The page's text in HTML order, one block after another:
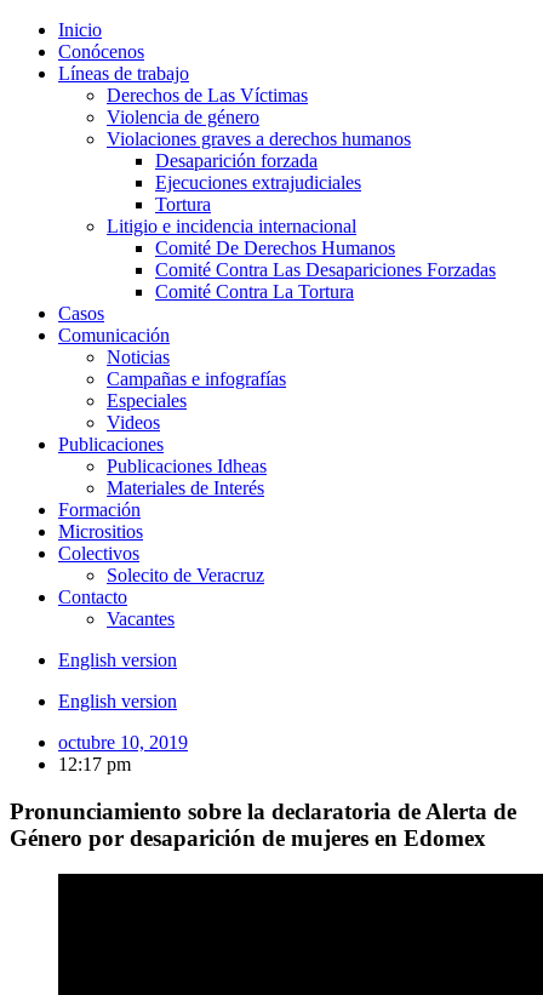
Inicio
Conócenos
Líneas de trabajo
Derechos de Las Víctimas
Violencia de género
Violaciones graves a derechos humanos
Desaparición forzada​
Ejecuciones extrajudiciales
Tortura
Litigio e incidencia internacional
Comité De Derechos Humanos​
Comité Contra Las Desapariciones Forzadas
Comité Contra La Tortura​
Casos
Comunicación
Noticias
Campañas e infografías
Especiales
Videos
Publicaciones
Publicaciones Idheas
Materiales de Interés
Formación
Micrositios
Colectivos
Solecito de Veracruz
Contacto
Vacantes
English version
English version
octubre 10, 2019
12:17 pm
Pronunciamiento sobre la declaratoria de Alerta de
Género por desaparición de mujeres en Edomex